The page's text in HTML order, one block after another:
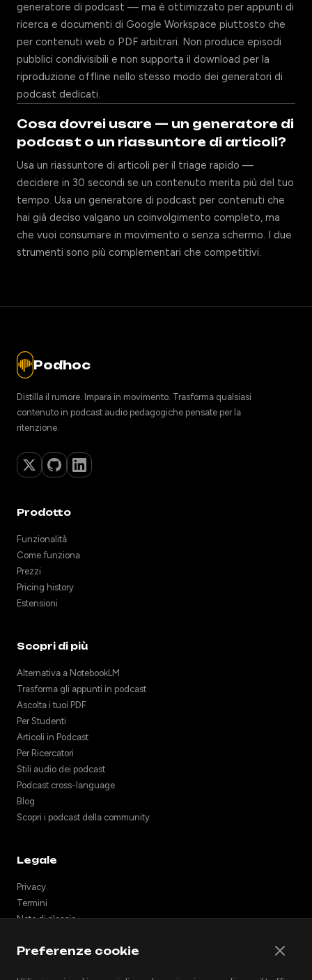
generatore di podcast — ma è ottimizzato per appunti di
ricerca e documenti di Google Workspace piuttosto che
per contenuti web o PDF arbitrari. Non produce episodi
pubblici condivisibili e non supporta il download per la
riproduzione offline nello stesso modo dei generatori di
podcast dedicati.
Cosa dovrei usare — un generatore di
podcast o un riassuntore di articoli?
Usa un riassuntore di articoli per il triage rapido —
decidere in 30 secondi se un contenuto merita più del tuo
tempo. Usa un generatore di podcast per contenuti che
hai già deciso valgano un coinvolgimento completo, ma
che vuoi consumare in movimento o senza schermo. I due
strumenti sono più complementari che competitivi.
Podhoc
Distilla il rumore. Impara in movimento. Trasforma qualsiasi
contenuto in podcast audio pedagogiche pensate per la
ritenzione.
Prodotto
Funzionalità
Come funziona
Prezzi
Pricing history
Estensioni
Scopri di più
Alternativa a NotebookLM
Trasforma gli appunti in podcast
Ascolta i tuoi PDF
Per Studenti
Articoli in Podcast
Per Ricercatori
Stili audio dei podcast
Podcast cross-language
Blog
Scopri i podcast della community
Legale
Privacy
Termini
Note di rilascio
API
Preferenze cookie